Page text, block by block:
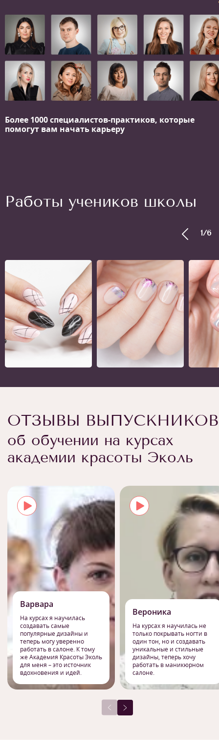
Более 1000 специалистов-практиков, которые
помогут вам начать карьеру
Работы учеников школы
1/6
ОТЗЫВЫ ВЫПУСКНИКОВ
об обучении на курсах
академии красоты Эколь
Варвара
На курсах я научилась
создавать самые
популярные дизайны и
теперь могу уверенно
работать в салоне. К тому
же Академия Красоты Эколь
для меня – это источник
вдохновения и идей.
Вероника
На курсах я научилась не
только покрывать ногти в
один тон, но и создавать
уникальные и стильные
дизайны, теперь хочу
работать в маникюрном
салоне.